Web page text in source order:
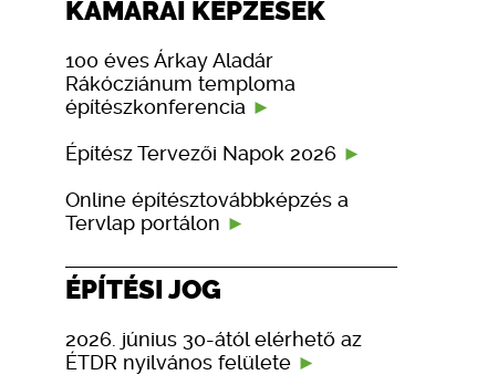
KAMARAI KÉPZÉSEK
100 éves Árkay Aladár
Rákócziánum temploma
építészkonferencia
Építész Tervezői Napok 2026
Online építésztovábbképzés a
Tervlap portálon
ÉPÍTÉSI JOG
2026. június 30-ától elérhető az
ÉTDR nyilvános felülete